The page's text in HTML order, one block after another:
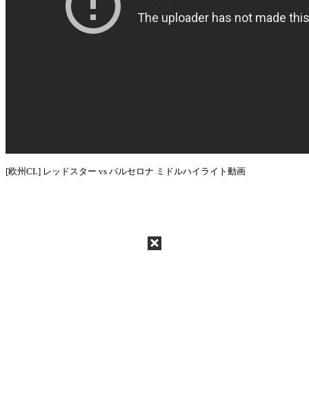
[欧州CL] レッドスター vs バルセロナ ミドルハイライト動画